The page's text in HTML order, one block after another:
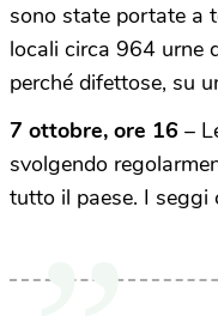
sono state portate a
locali circa 964 urne
perché difettose, su
7 ottobre, ore 16 –
svolgendo
tutto il paese. I seggi